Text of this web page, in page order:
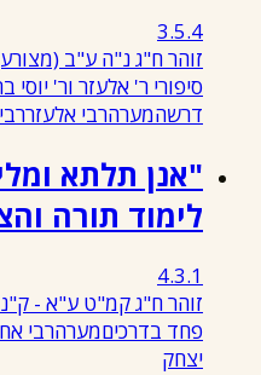
3.5.4
זוהר ח"ג נ"ה ע"ב
סיפורי ר' אלעזר ור' יוסי
דרשהמערהרבי אלעזר
"אנן תלתא
לימוד תורה
4.3.1
זוהר ח"ג קמ"ט ע"א -
פחד בדרכיםמערהרבי
יצחק